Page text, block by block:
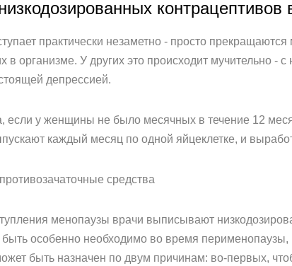
практически незаметно - просто прекращаются
в организме. У других это происходит мучительно -
депрессией.
если у женщины не было месячных в течение 12
каждый месяц по одной яйцеклетке, и
средства
менопаузы врачи выписывают
особенно необходимо во время
быть назначен по двум причинам: во-первых,